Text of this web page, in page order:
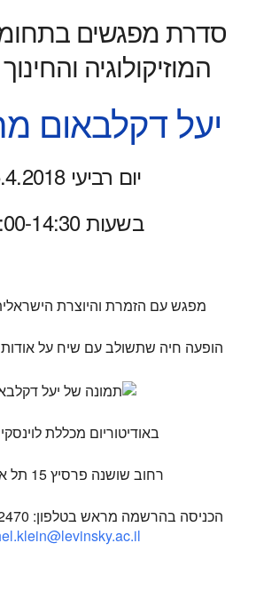
סדרת מפגשים
המוזיקולוגיה
יעל דקלבאום
יום רביעי 25.4.2018
בשעות 16:00-14:30
מפגש עם הזמרת והיוצרת
הופעה חיה שתשולב עם שיח על
באודיטוריום מכללת לוינסקי
רחוב שושנה פרסיץ 15 תל אביב-יפו
הכניסה בהרשמה מראש בטלפון: 03-6902470 / בדוא"ל: